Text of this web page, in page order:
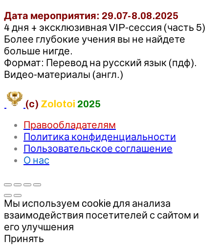
Дата мероприятия: 29.07-8.08.2025
4 дня + эксклюзивная VIP-сессия (часть 5)
Более глубокие учения вы не найдете
больше нигде.
Формат: Перевод на русский язык (пдф).
Видео-материалы (англ.)
(c) Zolotoi 2025
Правообладателям
Политика конфиденциальности
Пользовательское соглашение
О нас
Мы используем cookie для анализа
взаимодействия посетителей с сайтом и
его улучшения
Принять